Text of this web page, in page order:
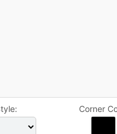
Corner